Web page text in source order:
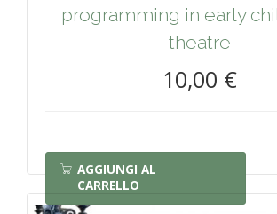
programming in early
theatre
10,00 €
AGGIUNGI AL
CARRELLO